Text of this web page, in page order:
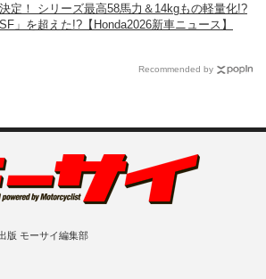
定！ シリーズ最高58馬力＆14kgもの軽量化!?
」を超えた!?【Honda2026新車ニュース】
Recommended by
版 モーサイ編集部